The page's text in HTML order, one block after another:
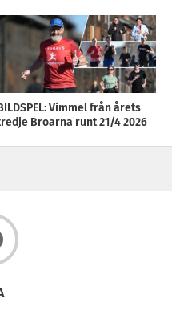
Vimmel från årets
Broarna runt 21/4 2026